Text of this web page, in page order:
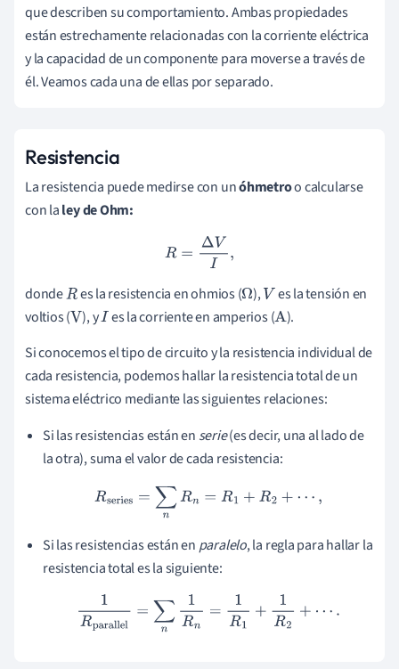
que describen su comportamiento. Ambas propiedades
están estrechamente relacionadas con la corriente eléctrica
y la capacidad de un componente para moverse a través de
él. Veamos cada una de ellas por separado.
Resistencia
La resistencia puede medirse con unóhmetroo calcularse
con laley de Ohm:
R= ΔVI,
dondeR es la resistencia en ohmios (Ω),V es la tensión en
voltios (V ), yI es la corriente en amperios (A ).
Si conocemos el tipo de circuito y la resistencia individual de
cada resistencia, podemos hallar la resistencia total de un
sistema eléctrico mediante las siguientes relaciones:
Si las resistencias están en serie(es decir, una al lado de
la otra), suma el valor de cada resistencia:
Rseries=∑nRn=R1+ R2 +⋯ ,
Si las resistencias están en paralelo, la regla para hallar la
resistencia total es la siguiente:
1R parallel =∑n1 Rn= 1R1+ 1R 2+⋯ .